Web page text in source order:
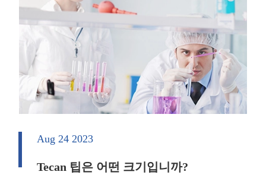
Aug 24 2023
Tecan 팁은 어떤 크기입니까?